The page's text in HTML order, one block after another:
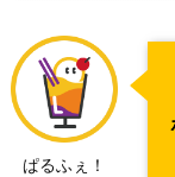
ぱるふぇ！